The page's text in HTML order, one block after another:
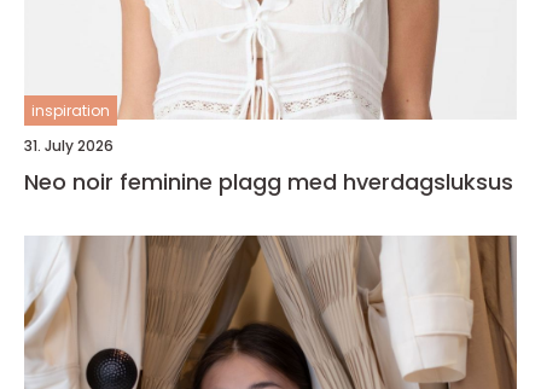
inspiration
31. July 2026
Neo noir feminine plagg med hverdagsluksus